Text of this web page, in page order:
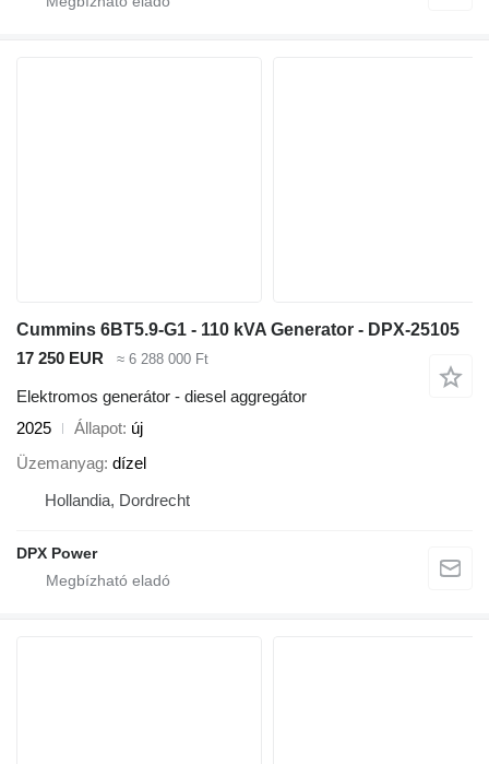
Cummins 6BT5.9-G1 - 110 kVA Generator - DPX-25105
17 250 EUR
≈ 6 288 000 Ft
Elektromos generátor - diesel aggregátor
2025
Állapot új
Üzemanyag dízel
Hollandia, Dordrecht
DPX Power